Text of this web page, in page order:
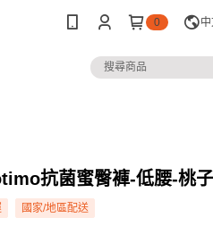
0
抗菌蜜臀褲-低腰-桃
國家/地區配送